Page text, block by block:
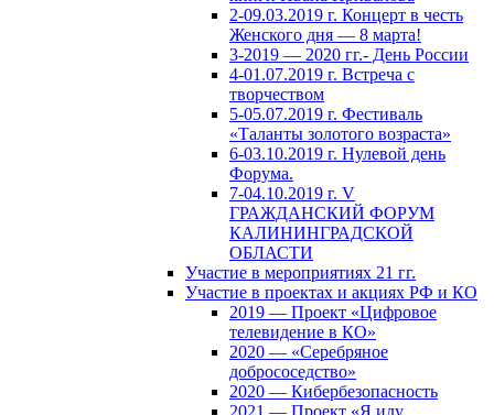
2-09.03.2019 г. Концерт в честь
Женского дня — 8 марта!
3-2019 — 2020 гг.- День России
4-01.07.2019 г. Встреча с
творчеством
5-05.07.2019 г. Фестиваль
«Таланты золотого возраста»
6-03.10.2019 г. Нулевой день
Форума.
7-04.10.2019 г. V
ГРАЖДАНСКИЙ ФОРУМ
КАЛИНИНГРАДСКОЙ
ОБЛАСТИ
Участие в мероприятиях 21 гг.
Участие в проектах и акциях РФ и КО
2019 — Проект «Цифровое
телевидение в КО»
2020 — «Серебряное
добрососедство»
2020 — Кибербезопасность
2021 — Проект «Я иду,